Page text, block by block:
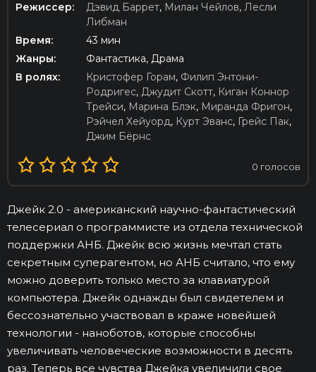
Режиссер:
Дэвид Баррет, Милан Чейлов, Лесли
Либман
Время:
43 мин
Жанры:
Фантастика, Драма
В ролях:
Кристофер Горам, Филип Энтони-
Родригес, Джудит Скотт, Киган Коннор
Трейси, Марина Блэк, Миранда Фригон,
Рэйчел Хейуорд, Курт Эванс, Грейс Пак,
Джим Бёрнс
0 голосов
Джейк 2.0 - американский научно-фантастический
телесериал о программисте из отдела технической
поддержки АНБ. Джейк всю жизнь мечтал стать
секретным суперагентом, но АНБ считало, что ему
можно доверить только место за клавиатурой
компьютера. Джейк однажды был свидетелем и
бессознательно участвовал в краже новейшей
технологии - наноботов, которые способны
увеличивать человеческие возможности в десять
раз. Теперь все чувства Джейка увеличили свое